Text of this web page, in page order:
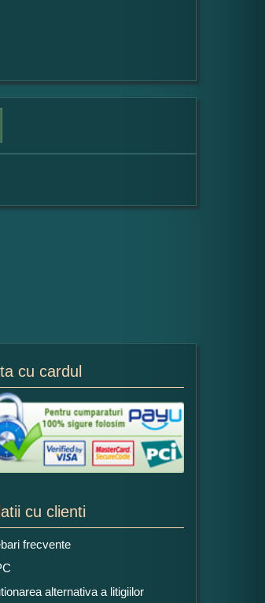
cu cardul
cu clienti
frecvente
alternativa a litigiilor